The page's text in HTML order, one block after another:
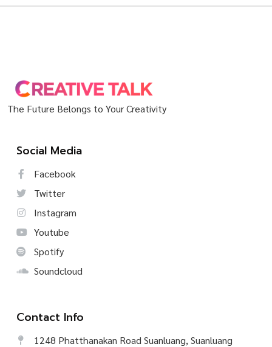
The Future Belongs to Your Creativity
Social Media
Facebook
Twitter
Instagram
Youtube
Spotify
Soundcloud
Contact Info
1248 Phatthanakan Road Suanluang, Suanluang